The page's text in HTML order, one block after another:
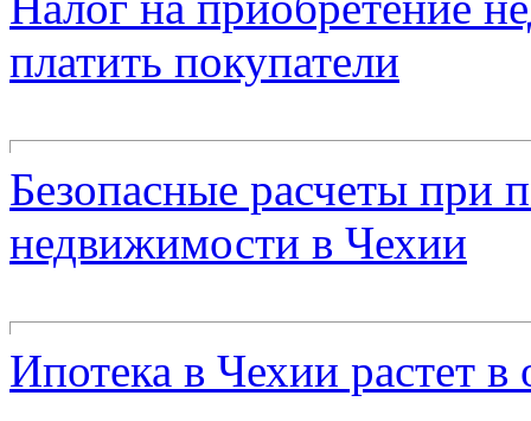
платить покупатели
Безопасные расчеты при
недвижимости в Чехии
Ипотека в Чехии растет в